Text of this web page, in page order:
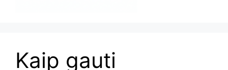
Kaip gauti